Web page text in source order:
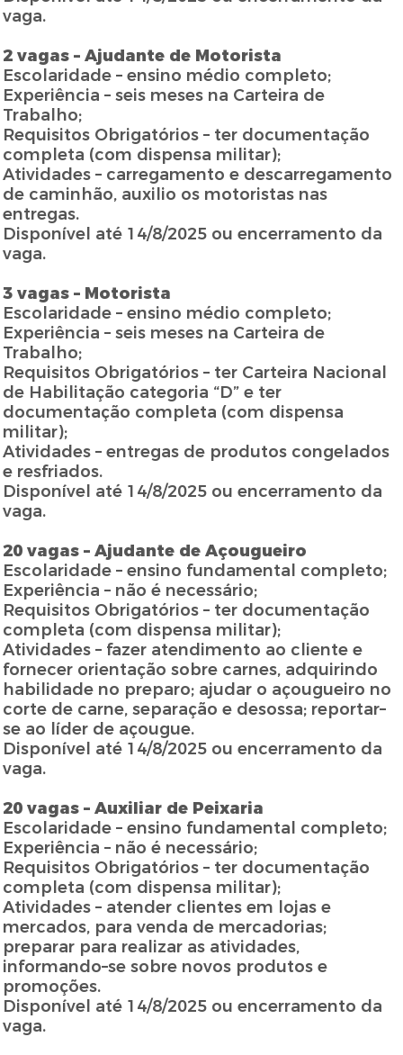
vaga.
2 vagas – Ajudante de Motorista
Escolaridade – ensino médio completo;
Experiência – seis meses na Carteira de
Trabalho;
Requisitos Obrigatórios – ter documentação
completa (com dispensa militar);
Atividades – carregamento e descarregamento
de caminhão, auxilio os motoristas nas
entregas.
Disponível até 14/8/2025 ou encerramento da
vaga.
3 vagas – Motorista
Escolaridade – ensino médio completo;
Experiência – seis meses na Carteira de
Trabalho;
Requisitos Obrigatórios – ter Carteira Nacional
de Habilitação categoria “D” e ter
documentação completa (com dispensa
militar);
Atividades – entregas de produtos congelados
e resfriados.
Disponível até 14/8/2025 ou encerramento da
vaga.
20 vagas – Ajudante de Açougueiro
Escolaridade – ensino fundamental completo;
Experiência – não é necessário;
Requisitos Obrigatórios – ter documentação
completa (com dispensa militar);
Atividades – fazer atendimento ao cliente e
fornecer orientação sobre carnes, adquirindo
habilidade no preparo; ajudar o açougueiro no
corte de carne, separação e desossa; reportar–
se ao líder de açougue.
Disponível até 14/8/2025 ou encerramento da
vaga.
20 vagas – Auxiliar de Peixaria
Escolaridade – ensino fundamental completo;
Experiência – não é necessário;
Requisitos Obrigatórios – ter documentação
completa (com dispensa militar);
Atividades – atender clientes em lojas e
mercados, para venda de mercadorias;
preparar para realizar as atividades,
informando–se sobre novos produtos e
promoções.
Disponível até 14/8/2025 ou encerramento da
vaga.